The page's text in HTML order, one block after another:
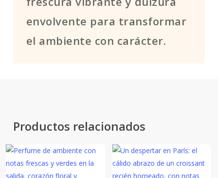
envolvente para transformar
el ambiente con carácter.
Productos relacionados